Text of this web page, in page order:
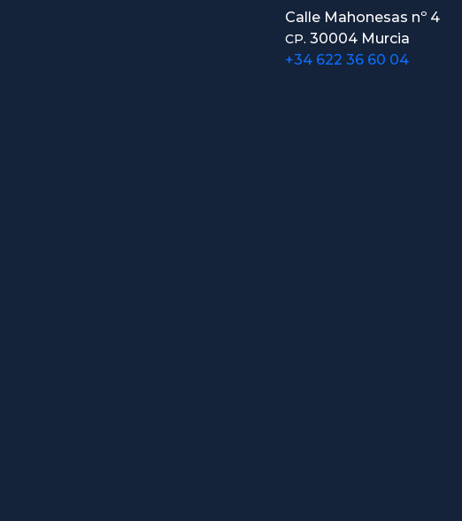
Calle Mahonesas nº 4
CP. 30004 Murcia
+34 622 36 60 04